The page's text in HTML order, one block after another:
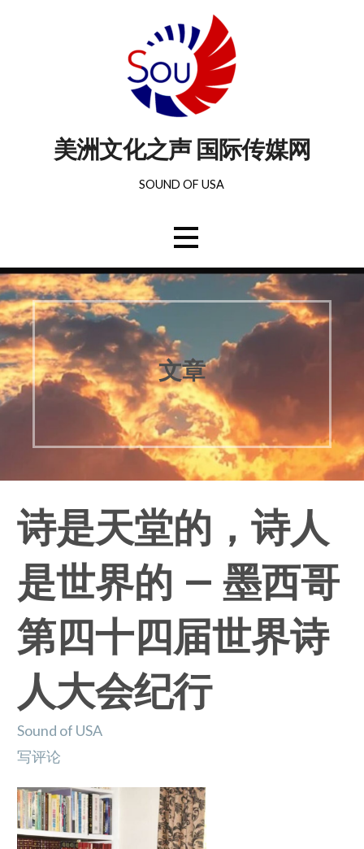
美洲文化之声 国际传媒网
SOUND OF USA
文章
诗是天堂的，诗人
是世界的 — 墨西哥
第四十四届世界诗
人大会纪行
Sound of USA
写评论